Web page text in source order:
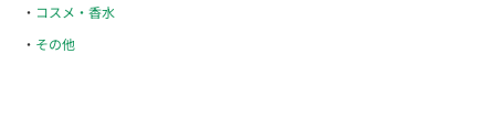
コスメ・香水
その他